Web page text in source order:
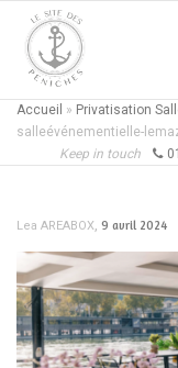
Accueil » Privatisation
salleévénementielle-
Keep in touch
Lea AREABOX, 9 avril 2024